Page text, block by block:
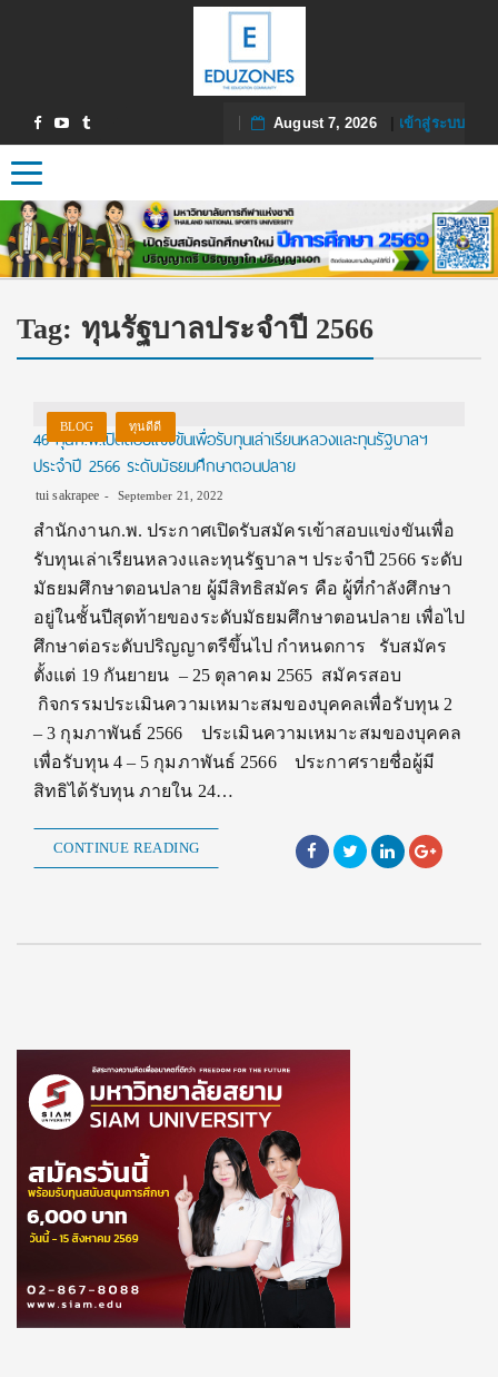
August 7, 2026| เข้าสู่ระบบ
Toggle navigation
Tag: ทุนรัฐบาลประจำปี 2566
BLOG ทุนดีดี
46 ทุนก.พ.เปิดสอบแข่งขันเพื่อรับทุนเล่าเรียนหลวงและทุนรัฐบาลฯ
ประจำปี 2566 ระดับมัธยมศึกษาตอนปลาย
tui sakrapee September 21, 2022
สำนักงานก.พ. ประกาศเปิดรับสมัครเข้าสอบแข่งขันเพื่อ
รับทุนเล่าเรียนหลวงและทุนรัฐบาลฯ ประจำปี 2566 ระดับ
มัธยมศึกษาตอนปลาย ผู้มีสิทธิสมัคร คือ ผู้ที่กำลังศึกษา
อยู่ในชั้นปีสุดท้ายของระดับมัธยมศึกษาตอนปลาย เพื่อไป
ศึกษาต่อระดับปริญญาตรีขึ้นไป กำหนดการ รับสมัคร
ตั้งแต่ 19 กันยายน – 25 ตุลาคม 2565 สมัครสอบ
กิจกรรมประเมินความเหมาะสมของบุคคลเพื่อรับทุน 2
– 3 กุมภาพันธ์ 2566 ประเมินความเหมาะสมของบุคคล
เพื่อรับทุน 4 – 5 กุมภาพันธ์ 2566 ประกาศรายชื่อผู้มี
สิทธิได้รับทุน ภายใน 24…
CONTINUE READING